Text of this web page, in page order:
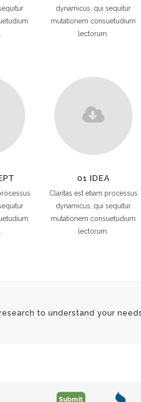
dynamicus, qui sequitur
mutationem consuetudium
lectorum.
01 IDEA
Claritas est etiam processus
dynamicus, qui sequitur
mutationem consuetudium
lectorum.
to understand your